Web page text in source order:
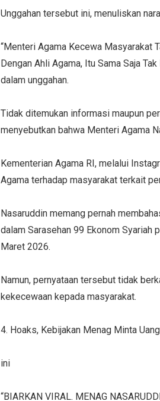
Unggahan tersebut ini, menuliskan
“Menteri Agama Kecewa Masyarakat
Dengan Ahli Agama, Itu Sama Saja
dalam unggahan.
Tidak ditemukan informasi maupun
menyebutkan bahwa Menteri Agama
Kementerian Agama RI, melalui
Agama terhadap masyarakat terkait
Nasaruddin memang pernah
dalam Sarasehan 99 Ekonom Syariah
Maret 2026.
Namun, pernyataan tersebut tidak
kekecewaan kepada masyarakat.
4. Hoaks, Kebijakan Menag Minta
ini
“BIARKAN VIRAL. MENAG